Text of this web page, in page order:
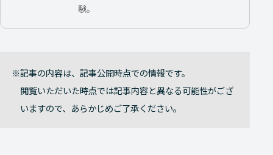
験。
記事の内容は、記事公開時点での情報です。
閲覧いただいた時点では記事内容と異なる可能性がござ
いますので、あらかじめご了承ください。